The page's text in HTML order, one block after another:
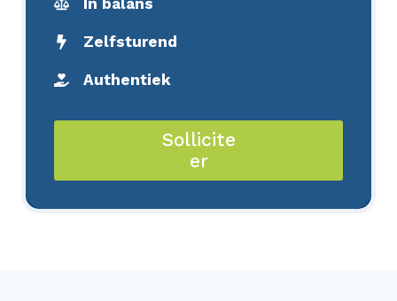
In balans
Zelfsturend
Authentiek
Sollicite
er